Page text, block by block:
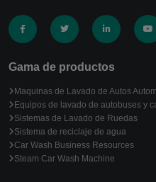
Gama de productos
Maquinas de Lavado de Autos
Equipos de lavado de autobuses y
Sistemas de Lavado de Ruedas
Sistema de reciclaje de agua
Car Wash Business Resources
Steam Car Wash Machine